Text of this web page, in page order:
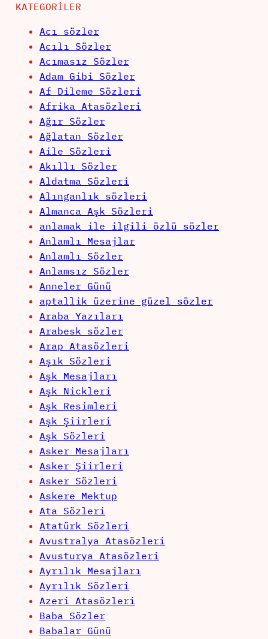
KATEGORILER
Acı sözler
Acılı Sözler
Acımasız Sözler
Adam Gibi Sözler
Af Dileme Sözleri
Afrika Atasözleri
Ağır Sözler
Ağlatan Sözler
Aile Sözleri
Akıllı Sözler
Aldatma Sözleri
Alınganlık sözleri
Almanca Aşk Sözleri
anlamak ile ilgili özlü sözler
Anlamlı Mesajlar
Anlamlı Sözler
Anlamsız Sözler
Anneler Günü
aptallik üzerine güzel sözler
Araba Yazıları
Arabesk sözler
Arap Atasözleri
Aşık Sözleri
Aşk Mesajları
Aşk Nickleri
Aşk Resimleri
Aşk Şiirleri
Aşk Sözleri
Asker Mesajları
Asker Şiirleri
Asker Sözleri
Askere Mektup
Ata Sözleri
Atatürk Sözleri
Avustralya Atasözleri
Avusturya Atasözleri
Ayrılık Mesajları
Ayrılık Sözleri
Azeri Atasözleri
Baba Sözler
Babalar Günü